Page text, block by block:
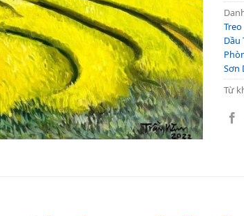
Dầu
Sơn
Từ